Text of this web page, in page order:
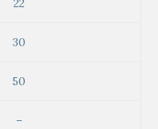
22
30
50
–